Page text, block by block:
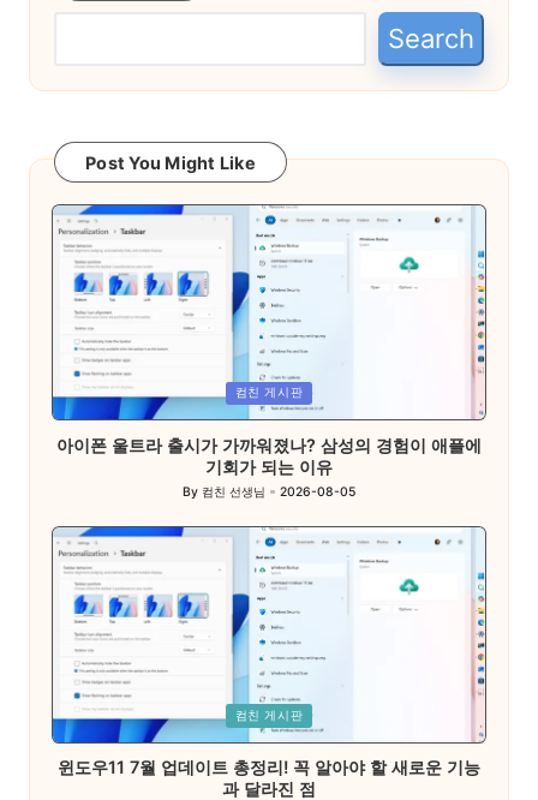
Search
Post You Might Like
Posted
in
컴친 게시판
아이폰 울트라 출시가 가까워졌나? 삼성의 경험이 애플에
기회가 되는 이유
Posted
By 컴친 선생님 2026-08-05
Posted
in
컴친 게시판
윈도우11 7월 업데이트 총정리! 꼭 알아야 할 새로운 기능
과 달라진 점